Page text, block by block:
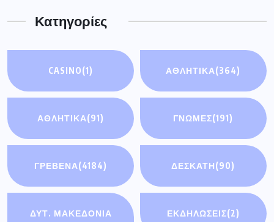
Κατηγορίες
CASINO(1) ΑΘΛΗΤΙΚΑ(364)
ΑΘΛΗΤΙΚΆ(91) ΓΝΩΜΕΣ(191)
ΓΡΕΒΕΝΑ(4184) ΔΕΣΚΑΤΗ(90)
ΔΥΤ. ΜΑΚΕΔΟΝΙΑ
ΕΚΔΗΛΩΣΕΙΣ(2)